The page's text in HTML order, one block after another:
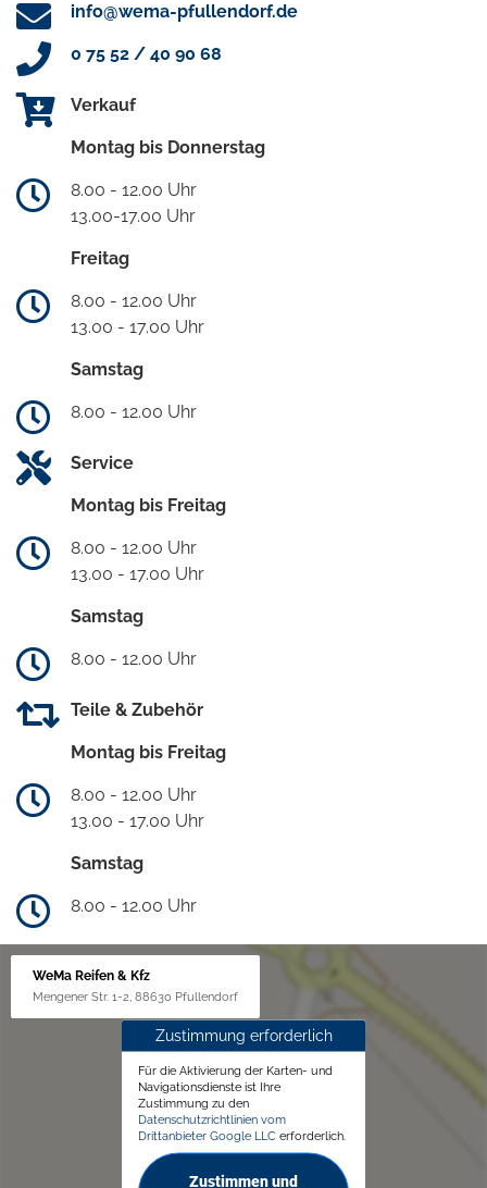
info@wema-pfullendorf.de
0 75 52 / 40 90 68
Verkauf
Montag bis Donnerstag
8.00 - 12.00 Uhr
13.00-17.00 Uhr
Freitag
8.00 - 12.00 Uhr
13.00 - 17.00 Uhr
Samstag
8.00 - 12.00 Uhr
Service
Montag bis Freitag
8.00 - 12.00 Uhr
13.00 - 17.00 Uhr
Samstag
8.00 - 12.00 Uhr
Teile & Zubehör
Montag bis Freitag
8.00 - 12.00 Uhr
13.00 - 17.00 Uhr
Samstag
8.00 - 12.00 Uhr
WeMa Reifen & Kfz
Mengener Str. 1-2, 88630 Pfullendorf
Zustimmung erforderlich
Für die Aktivierung der Karten- und
Navigationsdienste ist Ihre
Zustimmung zu den
Datenschutzrichtlinien vom
Drittanbieter Google LLC erforderlich.
Zustimmen und